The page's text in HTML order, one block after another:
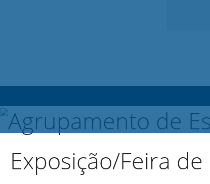
Exposição/Feira de